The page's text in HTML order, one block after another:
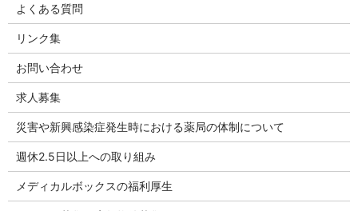
よくある質問
リンク集
お問い合わせ
求人募集
災害や新興感染症発生時における薬局の体制について
週休2.5日以上への取り組み
メディカルボックスの福利厚生